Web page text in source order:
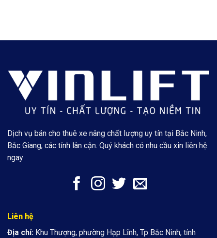
Dịch vụ bán cho thuê xe nâng chất lượng uy tín tại Bắc Ninh,
Bắc Giang, các tỉnh lân cận. Quý khách có nhu cầu xin liên hệ
ngay
Liên hệ
Địa chỉ: Khu Thượng, phường Hạp Lĩnh, Tp Bắc Ninh, tỉnh